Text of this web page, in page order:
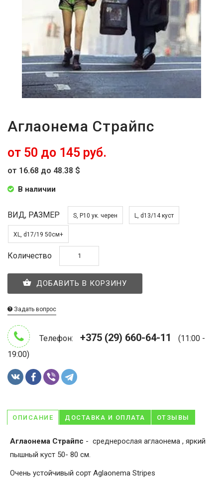
Аглаонема Страйпс
от 50 до 145 руб.
от 16.68 до 48.38 $
В наличии
ВИД, РАЗМЕР S, P10 ук. черен L, d13/14 куст
XL, d17/19 50см+
Количество
ДОБАВИТЬ В КОРЗИНУ
Задать вопрос
Телефон: +375 (29) 660-64-11
(11:00 -
19:00)
ОПИСАНИЕ ДОСТАВКА И ОПЛАТА ОТЗЫВЫ
Аглаонема Страйпс - среднерослая аглаонема , яркий
пышный куст 50- 80 см.
Очень устойчивый сорт Aglaonema Stripes